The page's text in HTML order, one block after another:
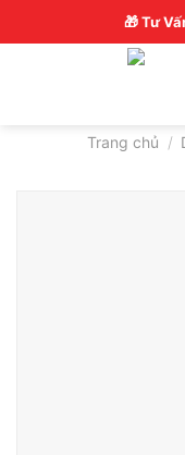
to
Trang chủ /
🎁 Tư